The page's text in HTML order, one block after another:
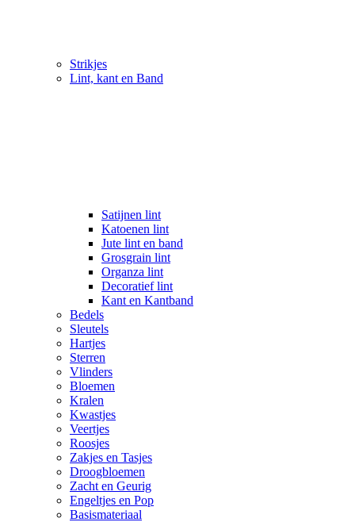
Strikjes
Lint, kant en Band
Satijnen lint
Katoenen lint
Jute lint en band
Grosgrain lint
Organza lint
Decoratief lint
Kant en Kantband
Bedels
Sleutels
Hartjes
Sterren
Vlinders
Bloemen
Kralen
Kwastjes
Veertjes
Roosjes
Zakjes en Tasjes
Droogbloemen
Zacht en Geurig
Engeltjes en Pop
Basismateriaal